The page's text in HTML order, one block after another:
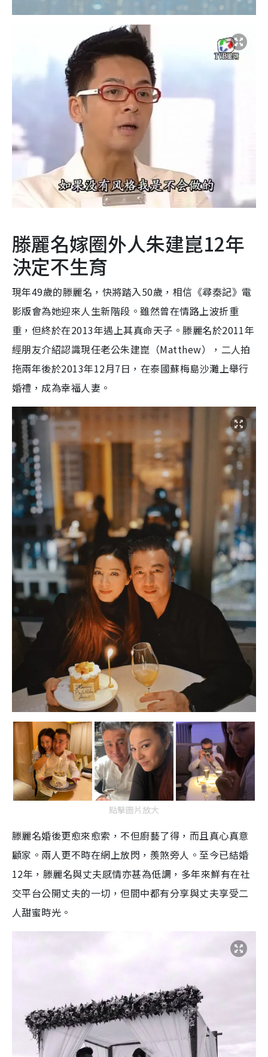
滕麗名嫁圈外人朱建崑12年
決定不生育
現年49歲的滕麗名，快將踏入50歲，相信《尋秦記》電
影版會為她迎來人生新階段。雖然曾在情路上波折重
重，但終於在2013年遇上其真命天子。滕麗名於2011年
經朋友介紹認識現任老公朱建崑（Matthew），二人拍
拖兩年後於2013年12月7日，在泰國蘇梅島沙灘上舉行
婚禮，成為幸福人妻。
點擊圖片放大
滕麗名婚後更愈來愈索，不但廚藝了得，而且真心真意
顧家。兩人更不時在網上放閃，羨煞旁人。至今已結婚
12年，滕麗名與丈夫感情亦甚為低調，多年來鮮有在社
交平台公開丈夫的一切，但間中都有分享與丈夫享受二
人甜蜜時光。